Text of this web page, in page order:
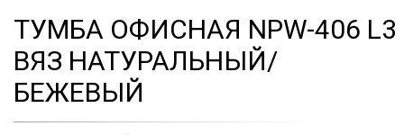
ТУМБА ОФИСНАЯ NPW-406 L3
ВЯЗ НАТУРАЛЬНЫЙ/
БЕЖЕВЫЙ